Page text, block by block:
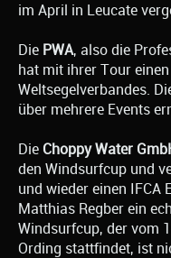
im April in Leucate
Die PWA, also die
hat mit ihrer Tour
Weltsegelverbandes.
über mehrere Events
Die Choppy Water
den Windsurfcup und
und wieder einen IFCA
Matthias Regber ein
Windsurfcup, der vom
Ording stattfindet, ist